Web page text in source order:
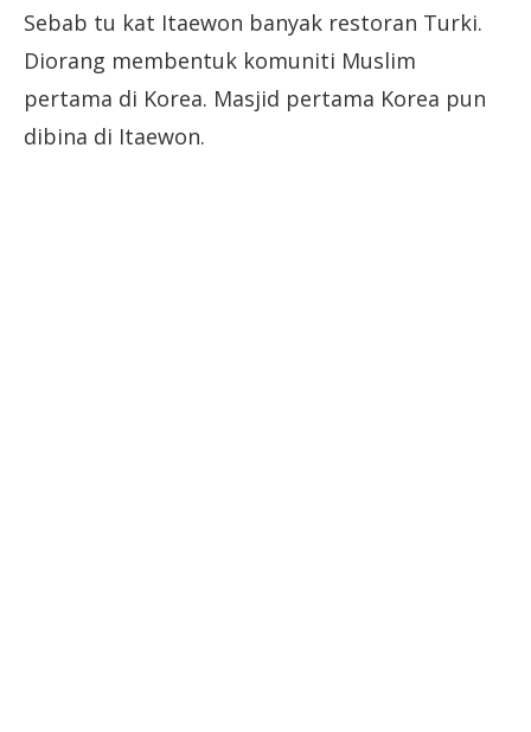
Sebab tu kat Itaewon banyak restoran Turki.
Diorang membentuk komuniti Muslim
pertama di Korea. Masjid pertama Korea pun
dibina di Itaewon.